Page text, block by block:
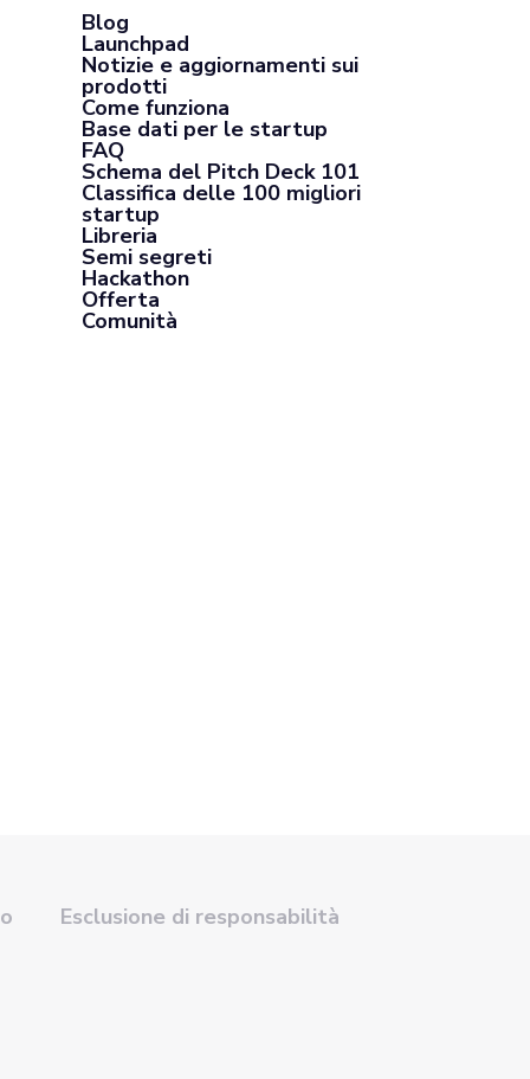
Blog
Launchpad
Notizie e aggiornamenti sui
prodotti
Come funziona
Base dati per le startup
FAQ
Schema del Pitch Deck 101
Classifica delle 100 migliori
startup
Libreria
Semi segreti
Hackathon
Offerta
Comunità
Esclusione di responsabilità